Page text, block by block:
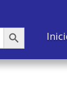
Botón de búsqueda